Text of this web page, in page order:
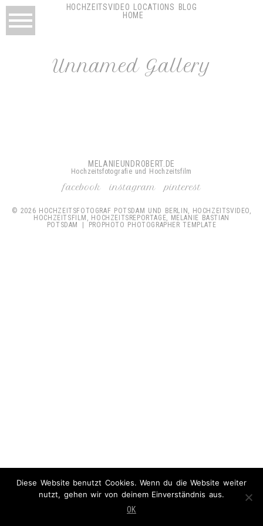
HOCHZEITSVIDEO LOCATIONS
BLOG
HOME
Unnamed Gallery
MELANIEUNDROBERT.DE
Hochzeitsfotografie und Hochzeitsfilm
facebook instagram pinterest
© 2026 HOCHZEITSFOTOGRAF POTSDAM UND BERLIN, HOCHZEITSVIDEO,
HOCHZEITSFILM, HOCHZEITSREPORTAGE, MELANIE BASTIAN
POTSDAM
PROPHOTO PHOTOGRAPHER TEMPLATE
Diese Website benutzt Cookies. Wenn du die Website weiter
nutzt, gehen wir von deinem Einverständnis aus.
OK